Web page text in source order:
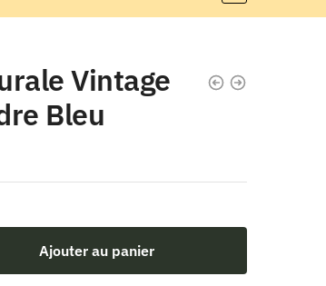
Vintage
Bleu
Ajouter au panier